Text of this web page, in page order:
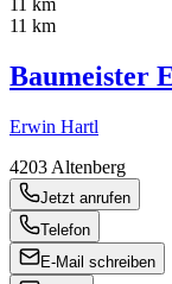
11 km
11 km
Baumeister
Erwin Hartl
4203 Altenberg
Jetzt anrufen
Telefon
E-Mail schreiben